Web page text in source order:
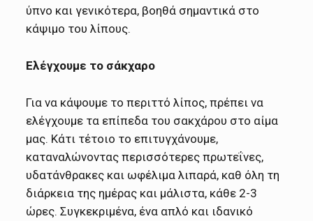
ύπνο και γενικότερα, βοηθά σημαντικά στο
κάψιμο του λίπους.
Ελέγχουμε το σάκχαρο
Για να κάψουμε το περιττό λίπος, πρέπει να
ελέγχουμε τα επίπεδα του σακχάρου στο αίμα
μας. Κάτι τέτοιο το επιτυγχάνουμε,
καταναλώνοντας περισσότερες πρωτεΐνες,
υδατάνθρακες και ωφέλιμα λιπαρά, καθ όλη τη
διάρκεια της ημέρας και μάλιστα, κάθε 2-3
ώρες. Συγκεκριμένα, ένα απλό και ιδανικό